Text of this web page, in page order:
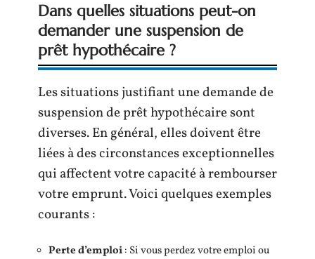
Dans quelles situations peut-on
demander une suspension de
prêt hypothécaire ?
Les situations justifiant une demande de
suspension de prêt hypothécaire sont
diverses. En général, elles doivent être
liées à des circonstances exceptionnelles
qui affectent votre capacité à rembourser
votre emprunt. Voici quelques exemples
courants :
Perte d’emploi: Si vous perdez votre emploi ou